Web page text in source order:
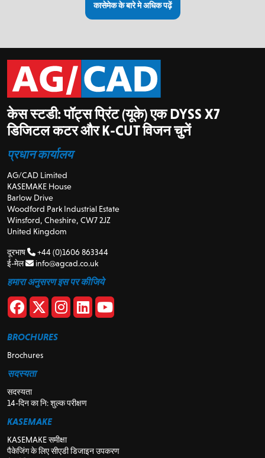
कासेमेक के बारे मे अधिक पढ़ें
केस स्टडी: पॉट्स प्रिंट (यूके) एक DYSS X7
डिजिटल कटर और K-CUT विजन चुनें
प्रधान कार्यालय
AG/CAD Limited
KASEMAKE House
Barlow Drive
Woodford Park Industrial Estate
Winsford, Cheshire, CW7 2JZ
United Kingdom
दूरभाष
+44 (0)1606 863344
ई-मेल
info@agcad.co.uk
हमारा अनुसरण इस पर कीजिये
BROCHURES
Brochures
सदस्यता
सदस्यता
14-दिन का नि: शुल्क परीक्षण
KASEMAKE
KASEMAKE समीक्षा
पैकेजिंग के लिए सीएडी डिजाइन उपकरण